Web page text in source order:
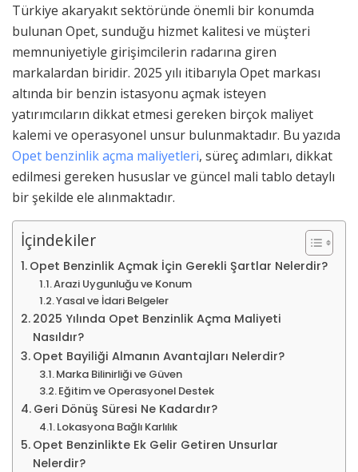
Türkiye akaryakıt sektöründe önemli bir konumda
bulunan Opet, sunduğu hizmet kalitesi ve müşteri
memnuniyetiyle girişimcilerin radarına giren
markalardan biridir. 2025 yılı itibarıyla Opet markası
altında bir benzin istasyonu açmak isteyen
yatırımcıların dikkat etmesi gereken birçok maliyet
kalemi ve operasyonel unsur bulunmaktadır. Bu yazıda
Opet benzinlik açma maliyetleri, süreç adımları, dikkat
edilmesi gereken hususlar ve güncel mali tablo detaylı
bir şekilde ele alınmaktadır.
İçindekiler
Opet Benzinlik Açmak İçin Gerekli Şartlar Nelerdir?
Arazi Uygunluğu ve Konum
Yasal ve İdari Belgeler
2025 Yılında Opet Benzinlik Açma Maliyeti
Nasıldır?
Opet Bayiliği Almanın Avantajları Nelerdir?
Marka Bilinirliği ve Güven
Eğitim ve Operasyonel Destek
Geri Dönüş Süresi Ne Kadardır?
Lokasyona Bağlı Karlılık
Opet Benzinlikte Ek Gelir Getiren Unsurlar
Nelerdir?